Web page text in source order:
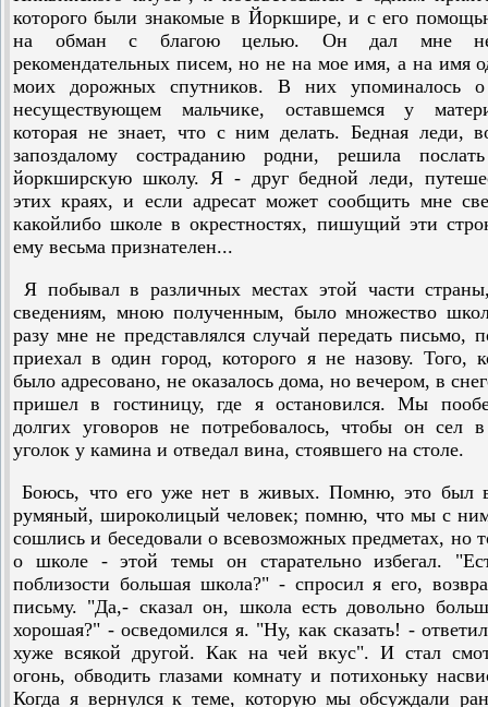
которого были знакомые в Йоркшире, и с его
на обман с благою целью. Он дал мне
рекомендательных писем, но не на мое имя, а на имя
моих дорожных спутников. В них упоминалось о
несуществующем мальчике, оставшемся у
которая не знает, что с ним делать. Бедная леди,
запоздалому состраданию родни, решила
йоркширскую школу. Я - друг бедной леди,
этих краях, и если адресат может сообщить мне
какойлибо школе в окрестностях, пишущий эти
ему весьма признателен...
Я побывал в различных местах этой части
сведениям, мною полученным, было множество
разу мне не представлялся случай передать письмо,
приехал в один город, которого я не назову. Того,
было адресовано, не оказалось дома, но вечером, в
пришел в гостиницу, где я остановился. Мы
долгих уговоров не потребовалось, чтобы он сел
уголок у камина и отведал вина, стоявшего на столе.
Боюсь, что его уже нет в живых. Помню, это был
румяный, широколицый человек; помню, что мы с
сошлись и беседовали о всевозможных предметах, но
о школе - этой темы он старательно избегал.
поблизости большая школа?" - спросил я его,
письму. "Да,- сказал он, школа есть довольно
хорошая?" - осведомился я. "Ну, как сказать! -
хуже всякой другой. Как на чей вкус". И стал
огонь, обводить глазами комнату и потихоньку
Когда я вернулся к теме, которую мы обсуждали